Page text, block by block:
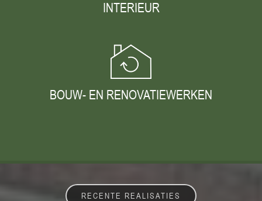
INTERIEUR
BOUW- EN RENOVATIEWERKEN
RECENTE REALISATIES